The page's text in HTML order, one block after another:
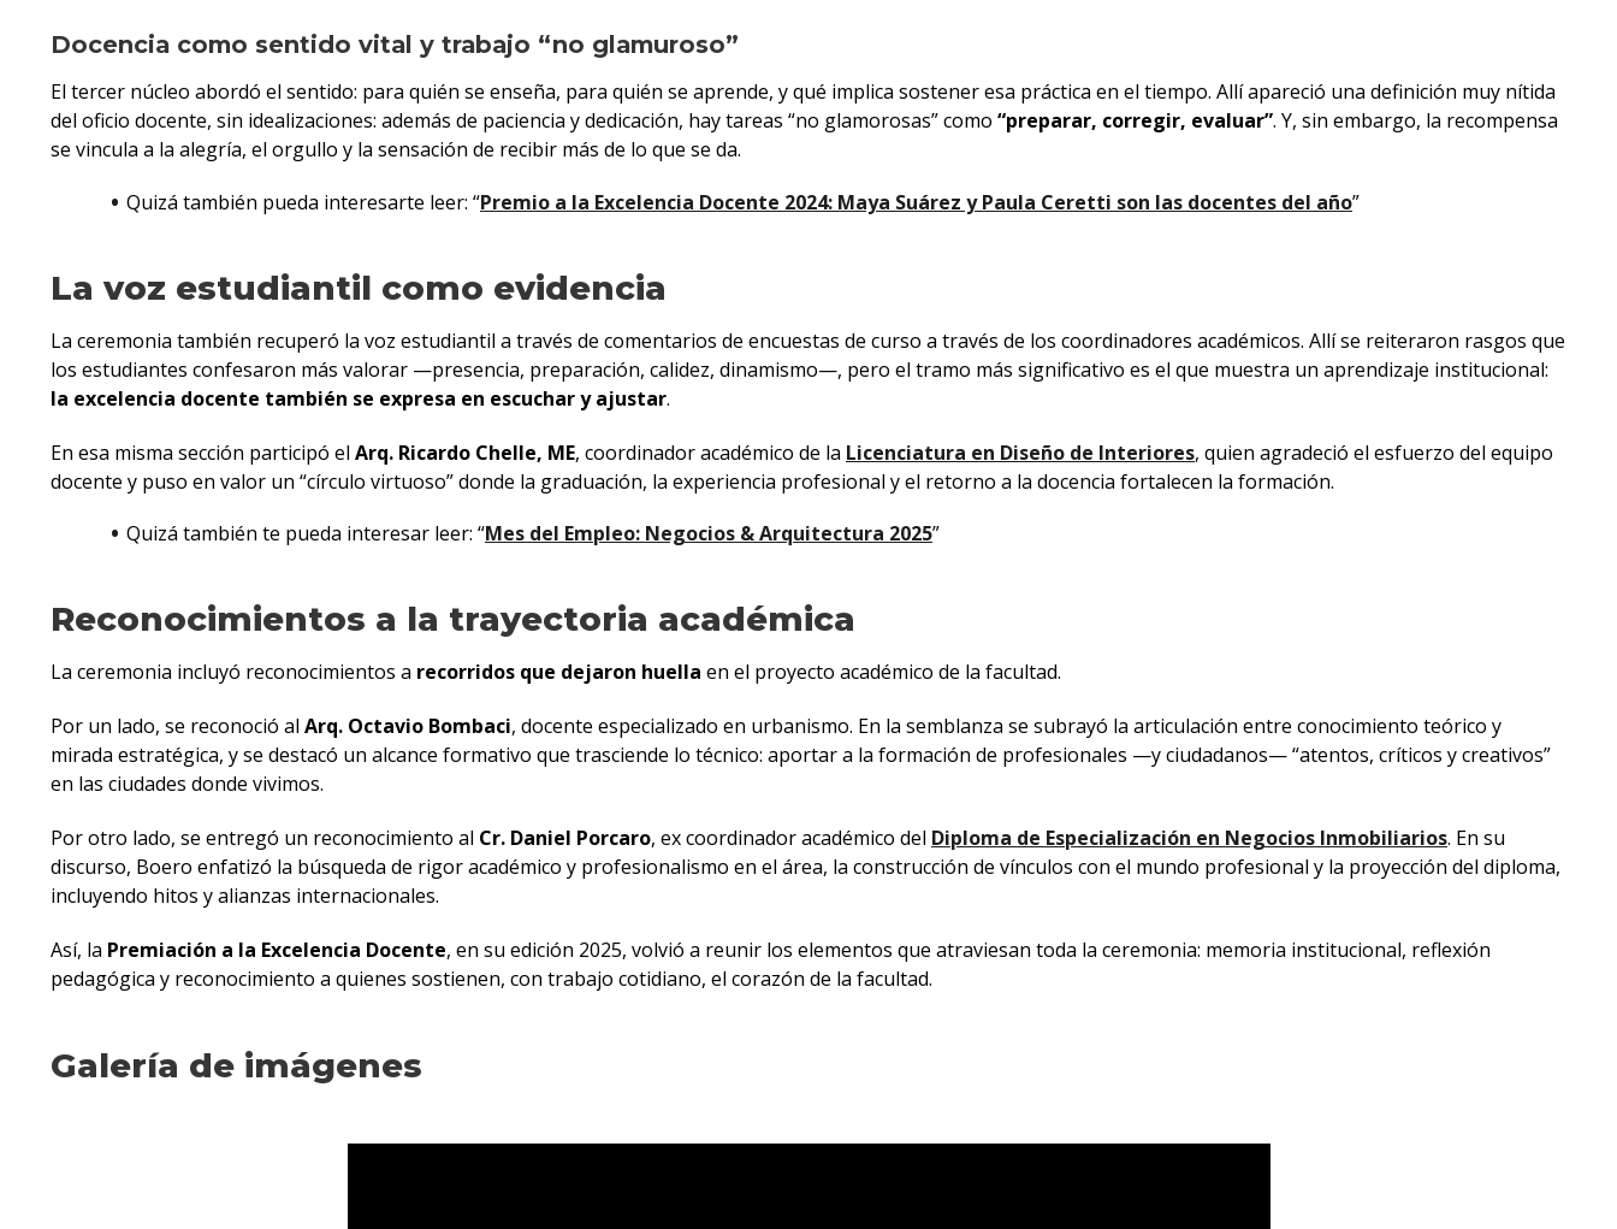
Docencia como sentido vital y trabajo “no glamuroso”
El tercer núcleo abordó el sentido: para quién se enseña, para quién se aprende, y qué implica sostener esa práctica en el tiempo. Allí apareció una definición muy nítida
del oficio docente, sin idealizaciones: además de paciencia y dedicación, hay tareas “no glamorosas” como “preparar, corregir, evaluar”. Y, sin embargo, la recompensa
se vincula a la alegría, el orgullo y la sensación de recibir más de lo que se da.
Quizá también pueda interesarte leer: “Premio a la Excelencia Docente 2024: Maya Suárez y Paula Ceretti son las docentes del año”
La voz estudiantil como evidencia
La ceremonia también recuperó la voz estudiantil a través de comentarios de encuestas de curso a través de los coordinadores académicos. Allí se reiteraron rasgos que
los estudiantes confesaron más valorar —presencia, preparación, calidez, dinamismo—, pero el tramo más significativo es el que muestra un aprendizaje institucional:
la excelencia docente también se expresa en escuchar y ajustar.
En esa misma sección participó el Arq. Ricardo Chelle, ME, coordinador académico de la Licenciatura en Diseño de Interiores, quien agradeció el esfuerzo del equipo
docente y puso en valor un “círculo virtuoso” donde la graduación, la experiencia profesional y el retorno a la docencia fortalecen la formación.
Quizá también te pueda interesar leer: “Mes del Empleo: Negocios & Arquitectura 2025”
Reconocimientos a la trayectoria académica
La ceremonia incluyó reconocimientos a recorridos que dejaron huella en el proyecto académico de la facultad.
Por un lado, se reconoció al Arq. Octavio Bombaci, docente especializado en urbanismo. En la semblanza se subrayó la articulación entre conocimiento teórico y
mirada estratégica, y se destacó un alcance formativo que trasciende lo técnico: aportar a la formación de profesionales —y ciudadanos— “atentos, críticos y creativos”
en las ciudades donde vivimos.
Por otro lado, se entregó un reconocimiento al Cr. Daniel Porcaro, ex coordinador académico del Diploma de Especialización en Negocios Inmobiliarios. En su
discurso, Boero enfatizó la búsqueda de rigor académico y profesionalismo en el área, la construcción de vínculos con el mundo profesional y la proyección del diploma,
incluyendo hitos y alianzas internacionales.
Así, la Premiación a la Excelencia Docente, en su edición 2025, volvió a reunir los elementos que atraviesan toda la ceremonia: memoria institucional, reflexión
pedagógica y reconocimiento a quienes sostienen, con trabajo cotidiano, el corazón de la facultad.
Galería de imágenes